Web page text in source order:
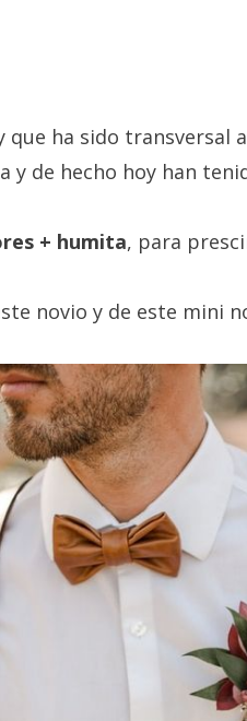
que ha sido transversal
y de hecho hoy han
+ humita, para
novio y de este mini